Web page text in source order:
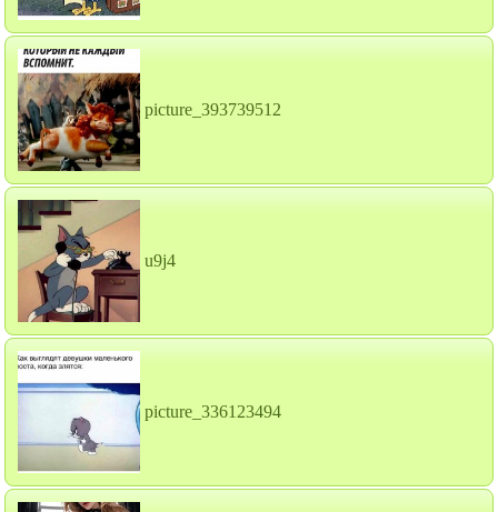
picture_393739512
u9j4
picture_336123494